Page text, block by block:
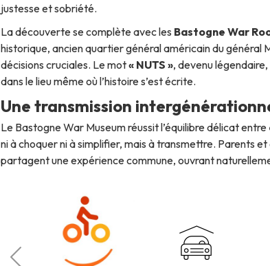
justesse et sobriété.
La découverte se complète avec les Bastogne War
historique, ancien quartier général américain du général
décisions cruciales. Le mot« NUTS », devenu
dans le lieu même où l’histoire s’est écrite.
Une transmission
Le Bastogne War Museum réussit l’équilibre délicat entre
ni à choquer ni à simplifier, mais à transmettre. Parents
partagent une expérience commune, ouvrant